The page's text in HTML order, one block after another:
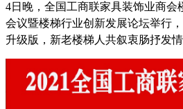
4日晚，全国工商联家具装饰业商会
会议暨楼梯行业创新发展论坛举行
升级版，新老楼梯人共叙衷肠抒发